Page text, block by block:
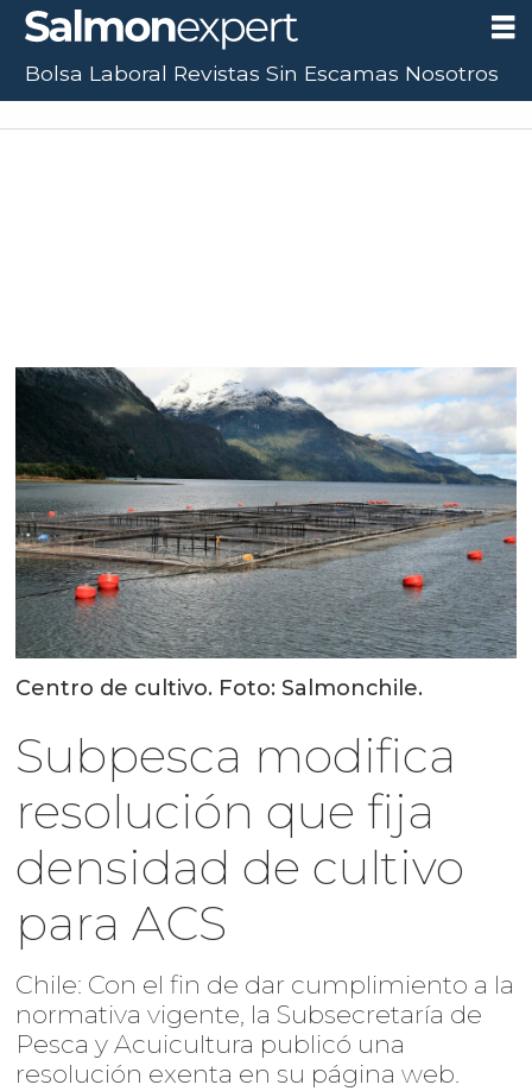
Centro de cultivo. Foto: Salmonchile.
Subpesca modifica
resolución que fija
densidad de cultivo
para ACS
Chile: Con el fin de dar cumplimiento a la
normativa vigente, la Subsecretaría de
Pesca y Acuicultura publicó una
resolución exenta en su página web.
Bolsa Laboral Revistas Sin Escamas Nosotros